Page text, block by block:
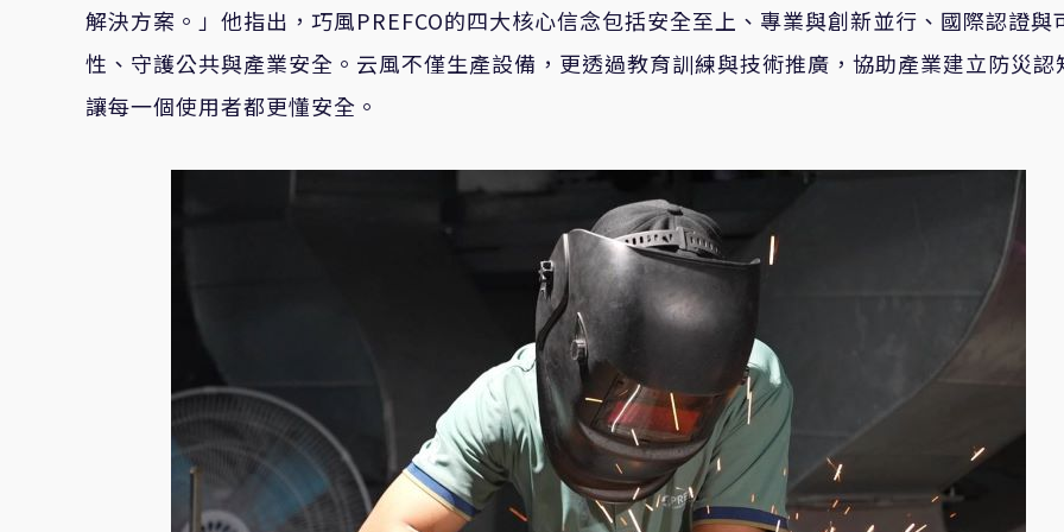
解決方案。」他指出，巧風PREFCO的四大核心信念包括安全至上、專業與創新並行、國際認證與
性、守護公共與產業安全。云風不僅生產設備，更透過教育訓練與技術推廣，協助產業建立防災認
讓每一個使用者都更懂安全。